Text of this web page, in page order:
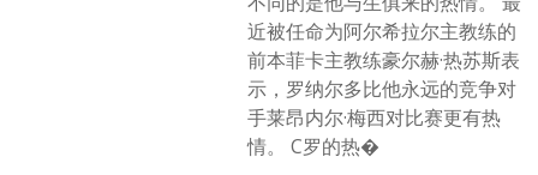
近被任命为阿尔希拉尔主教练的
前本菲卡主教练豪尔赫·热苏斯表
示，罗纳尔多比他永远的竞争对
手莱昂内尔·梅西对比赛更有热
情。 C罗的热�